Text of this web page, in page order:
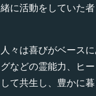
緒に活動をしていた者
人々は喜びがベース
グなどの霊能力、ヒ
して共生し、豊かに暮